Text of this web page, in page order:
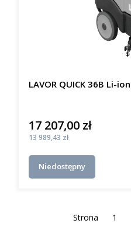
LAVOR QUICK 36B Li-ion
Cena
17 207,00 zł
Cena
13 989,43 zł
Niedostępny
Strona